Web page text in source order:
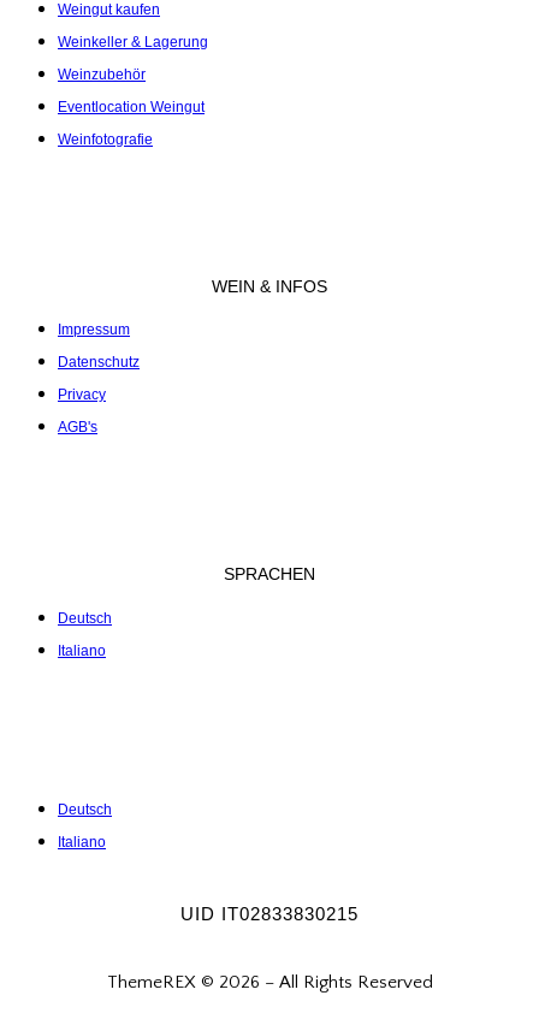
Weingut kaufen
Weinkeller & Lagerung
Weinzubehör
Eventlocation Weingut
Weinfotografie
WEIN & INFOS
Impressum
Datenschutz
Privacy
AGB's
SPRACHEN
Deutsch
Italiano
Deutsch
Italiano
UID IT02833830215
ThemeREX © 2026 – All Rights Reserved